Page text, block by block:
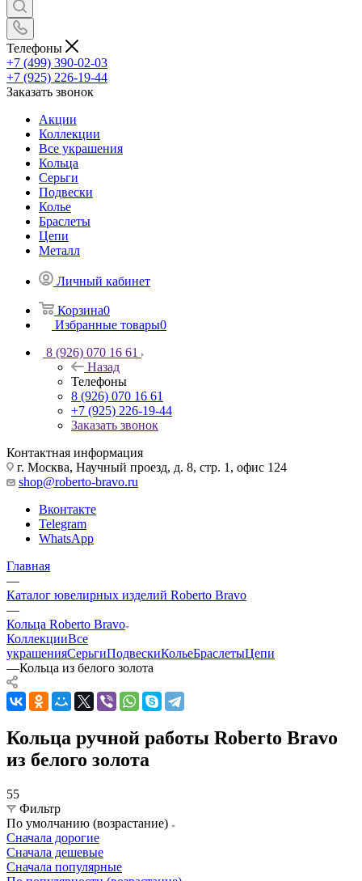
Телефоны
+7 (499) 390-02-03
+7 (925) 226-19-44
Заказать звонок
Акции
Коллекции
Все украшения
Кольца
Серьги
Подвески
Колье
Браслеты
Цепи
Металл
Личный кабинет
Корзина0
Избранные товары0
8 (926) 070 16 61
Назад
Телефоны
8 (926) 070 16 61
+7 (925) 226-19-44
Заказать звонок
Контактная информация
г. Москва, Научный проезд, д. 8, стр. 1, офис 124
shop@roberto-bravo.ru
Вконтакте
Telegram
WhatsApp
Главная
—
Каталог ювелирных изделий Roberto Bravo
—
Кольца Roberto Bravo
КоллекцииВсе
украшенияСерьгиПодвескиКольеБраслетыЦепи
—Кольца из белого золота
Кольца ручной работы Roberto Bravo
из белого золота
55
Фильтр
По умолчанию (возрастание)
Сначала дорогие
Сначала дешевые
Сначала популярные